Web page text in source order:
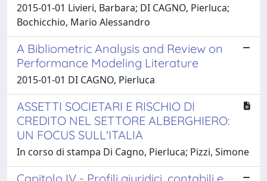
2015-01-01 Livieri, Barbara; DI CAGNO, Pierluca;
Bochicchio, Mario Alessandro
A Bibliometric Analysis and Review on
Performance Modeling Literature
2015-01-01 DI CAGNO, Pierluca
ASSETTI SOCIETARI E RISCHIO DI
CREDITO NEL SETTORE ALBERGHIERO:
UN FOCUS SULL'ITALIA
In corso di stampa Di Cagno, Pierluca; Pizzi, Simone